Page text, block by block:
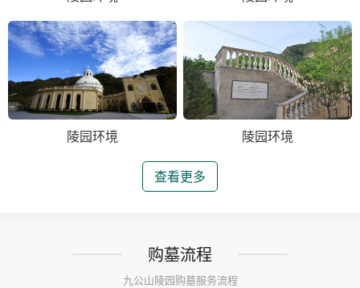
陵园环境 陵园环境
查看更多
购墓流程
九公山陵园购墓服务流程